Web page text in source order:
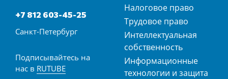
+7 812 603-45-25
Санкт-Петербург
Подписывайтесь на
нас в RUTUBE
Налоговое право
Трудовое право
Интеллектуальная
собственность
Информационные
технологии и защита